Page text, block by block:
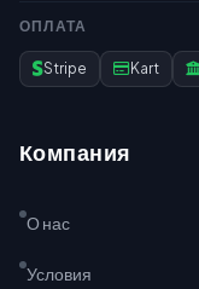
ОПЛАТА
Stripe Kart
Компания
О нас
Условия